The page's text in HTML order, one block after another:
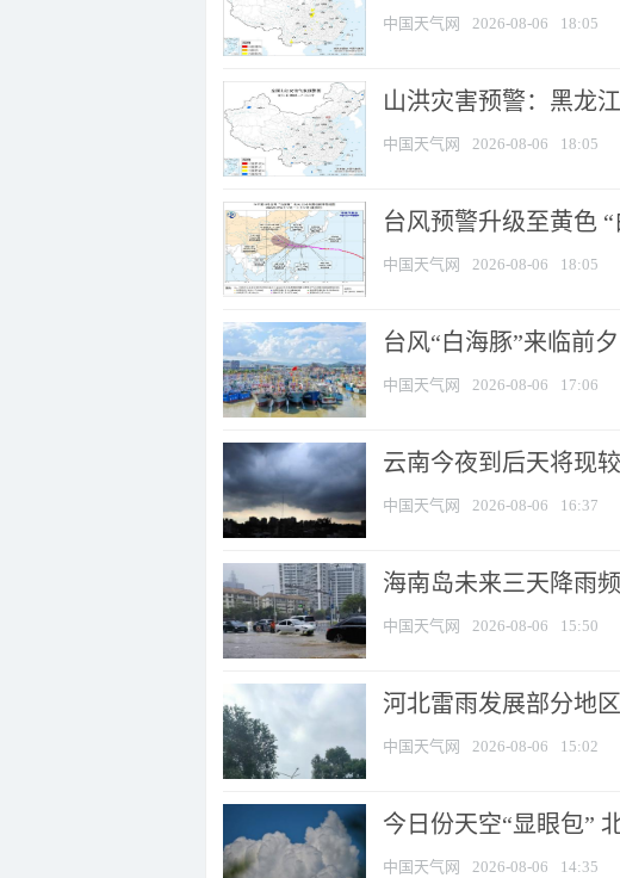
中国天气网 2026-08-06 18:05
山洪灾害预警：黑龙
中国天气网 2026-08-06 18:05
台风预警升级至黄色
中国天气网 2026-08-06 18:05
台风“白海豚”来临前
中国天气网 2026-08-06 17:06
云南今夜到后天将现
中国天气网 2026-08-06 16:37
海南岛未来三天降雨
中国天气网 2026-08-06 15:50
河北雷雨发展部分地
中国天气网 2026-08-06 15:02
今日份天空“显眼包”
中国天气网 2026-08-06 14:35